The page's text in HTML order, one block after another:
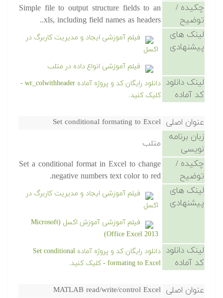
چکیده /
توضیح
Simple file to output structure fields to an
.xls, including field names as headers.
لینک های
پیشنهادی
فیلم آموزشی ایجاد و مدیریت کاربرگ در
اکسل
فیلم آموزشی انواع داده در متلب
لینک دانلود
کد آماده
دانلود رایگان کد و پروژه آماده wr_colwithheader -
کلیک کنید.
عنوان اصلی Set conditional formating to Excel
زبان برنامه
نویسی
متلب
چکیده /
توضیح
Set a conditional format in Excel to change
negative numbers text color to red.
لینک های
پیشنهادی
فیلم آموزشی ایجاد و مدیریت کاربرگ در
اکسل
فیلم آموزشی آموزش اکسل (Microsoft
Office Excel 2013)
لینک دانلود
کد آماده
دانلود رایگان کد و پروژه آماده Set conditional
formating to Excel - کلیک کنید.
عنوان اصلی MATLAB read/write/control Excel